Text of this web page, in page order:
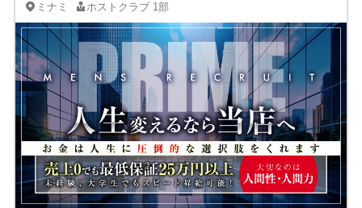
ミナミ ホストクラブ 1部